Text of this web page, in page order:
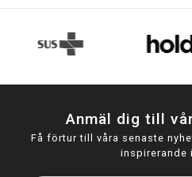
Anmäl dig till
Få förtur till våra senaste
inspirerande